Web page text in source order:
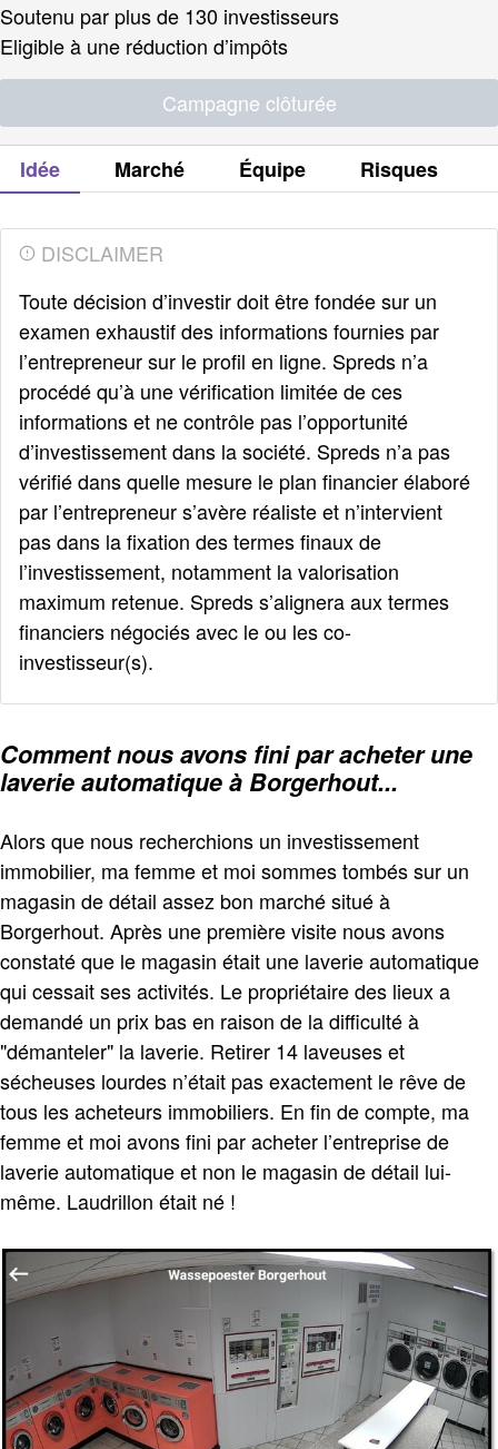
Soutenu par plus de 130 investisseurs
Eligible à une réduction d’impôts
Campagne clôturée
Idée Marché Équipe Risques
DISCLAIMER
Toute décision d’investir doit être fondée sur un
examen exhaustif des informations fournies par
l’entrepreneur sur le profil en ligne. Spreds n’a
procédé qu’à une vérification limitée de ces
informations et ne contrôle pas l’opportunité
d’investissement dans la société. Spreds n’a pas
vérifié dans quelle mesure le plan financier élaboré
par l’entrepreneur s’avère réaliste et n’intervient
pas dans la fixation des termes finaux de
l’investissement, notamment la valorisation
maximum retenue. Spreds s’alignera aux termes
financiers négociés avec le ou les co-
investisseur(s).
Comment nous avons fini par acheter une
laverie automatique à Borgerhout...
Alors que nous recherchions un investissement
immobilier, ma femme et moi sommes tombés sur un
magasin de détail assez bon marché situé à
Borgerhout. Après une première visite nous avons
constaté que le magasin était une laverie automatique
qui cessait ses activités. Le propriétaire des lieux a
demandé un prix bas en raison de la difficulté à
"démanteler" la laverie. Retirer 14 laveuses et
sécheuses lourdes n’était pas exactement le rêve de
tous les acheteurs immobiliers. En fin de compte, ma
femme et moi avons fini par acheter l’entreprise de
laverie automatique et non le magasin de détail lui-
même. Laudrillon était né !